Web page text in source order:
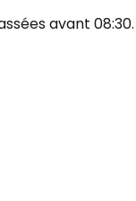
avant 08:30.